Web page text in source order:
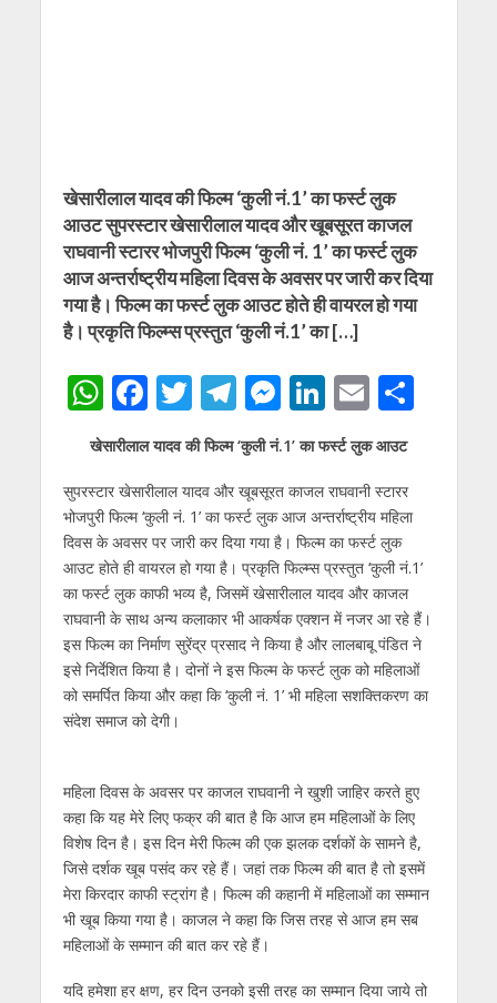
खेसारीलाल यादव की फिल्‍म ‘कुली नं.1’ का फर्स्‍ट लुक
आउट सुपरस्‍टार खेसारीलाल यादव और खूबसूरत काजल
राघवानी स्‍टारर भोजपुरी फिल्‍म ‘कुली नं. 1’ का फर्स्‍ट लुक
आज अन्तर्राष्ट्रीय महिला दिवस के अवसर पर जारी कर दिया
गया है। फिल्‍म का फर्स्‍ट लुक आउट होते ही वायरल हो गया
है। प्रकृति फिल्‍म्‍स प्रस्‍तुत ‘कुली नं.1’ का […]
W
h
at
s
A
p
p
F
ac
e
b
o
o
k
T
w
itt
er
T
el
e
gr
a
m
M
e
ss
e
n
g
er
Li
n
k
e
dI
n
E
m
ai
l
S
खेसारीलाल यादव की फिल्‍म ‘कुली नं.1’ का फर्स्‍ट लुक आउट
सुपरस्‍टार खेसारीलाल यादव और खूबसूरत काजल राघवानी स्‍टारर
भोजपुरी फिल्‍म ‘कुली नं. 1’ का फर्स्‍ट लुक आज अन्तर्राष्ट्रीय महिला
दिवस के अवसर पर जारी कर दिया गया है। फिल्‍म का फर्स्‍ट लुक
आउट होते ही वायरल हो गया है। प्रकृति फिल्‍म्‍स प्रस्‍तुत ‘कुली नं.1’
का फर्स्‍ट लुक काफी भव्‍य है, जिसमें खेसारीलाल यादव और काजल
राघवानी के साथ अन्‍य कलाकार भी आकर्षक एक्‍शन में नजर आ रहे हैं।
इस फिल्‍म का निर्माण सुरेंद्र प्रसाद ने किया है और लालबाबू पंडित ने
इसे निर्देशित किया है। दोनों ने इस फिल्‍म के फर्स्‍ट लुक को महिलाओं
को समर्पित किया और कहा कि ‘कुली नं. 1’ भी महिला सशक्तिकरण का
संदेश समाज को देगी।
महिला दिवस के अवसर पर काजल राघवानी ने खुशी जाहिर करते हुए
कहा कि यह मेरे लिए फक्र की बात है कि आज हम महिलाओं के लिए
विशेष दिन है। इस दिन मेरी फिल्‍म की एक झलक दर्शकों के सामने है,
जिसे दर्शक खूब पसंद कर रहे हैं। जहां तक फिल्‍म की बात है तो इसमें
मेरा किरदार काफी स्‍ट्रांग है। फिल्‍म की कहानी में महिलाओं का सम्‍मान
भी खूब किया गया है। काजल ने कहा कि जिस तरह से आज हम सब
महिलाओं के सम्मान की बात कर रहे हैं।
यदि हमेशा हर क्षण, हर दिन उनको इसी तरह का सम्मान दिया जाये तो